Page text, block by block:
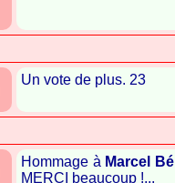
Un vote de plus. 23
Hommage à Marcel
MERCI beaucoup !...